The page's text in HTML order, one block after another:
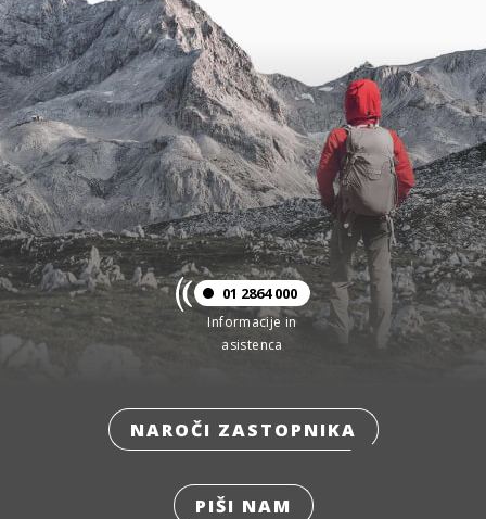
01 2864 000
Informacije in
asistenca
NAROČI ZASTOPNIKA
PIŠI NAM